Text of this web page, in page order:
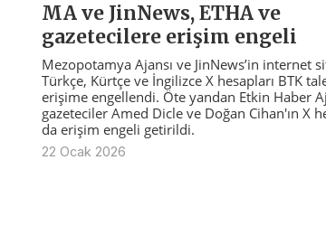
MA ve JinNews, ETHA ve
gazetecilere erişim engeli
Mezopotamya Ajansı ve JinNews’in internet
Türkçe, Kürtçe ve İngilizce X hesapları BTK
erişime engellendi. Öte yandan Etkin Haber
gazeteciler Amed Dicle ve Doğan Cihan'ın X
da erişim engeli getirildi.
22 Ocak 2026